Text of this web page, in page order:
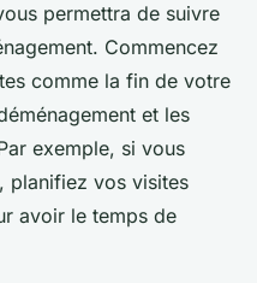
permettra de suivre
Commencez
comme la fin de votre
et les
exemple, si vous
planifiez vos visites
avoir le temps de